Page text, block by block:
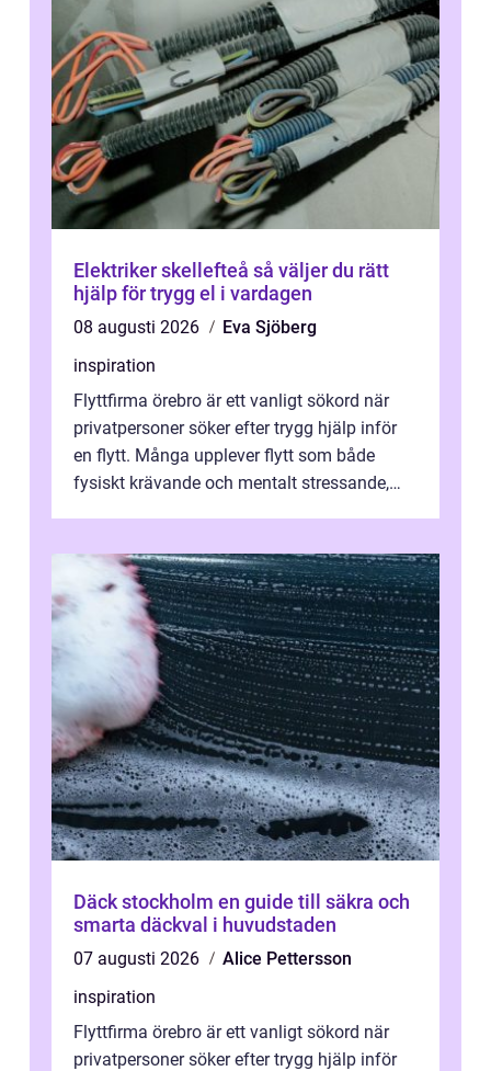
Elektriker skellefteå så väljer du rätt
hjälp för trygg el i vardagen
08 augusti 2026
Eva Sjöberg
inspiration
Flyttfirma örebro är ett vanligt sökord när
privatpersoner söker efter trygg hjälp inför
en flytt. Många upplever flytt som både
fysiskt krävande och mentalt stressande,
Däck stockholm en guide till säkra och
smarta däckval i huvudstaden
07 augusti 2026
Alice Pettersson
inspiration
Flyttfirma örebro är ett vanligt sökord när
privatpersoner söker efter trygg hjälp inför